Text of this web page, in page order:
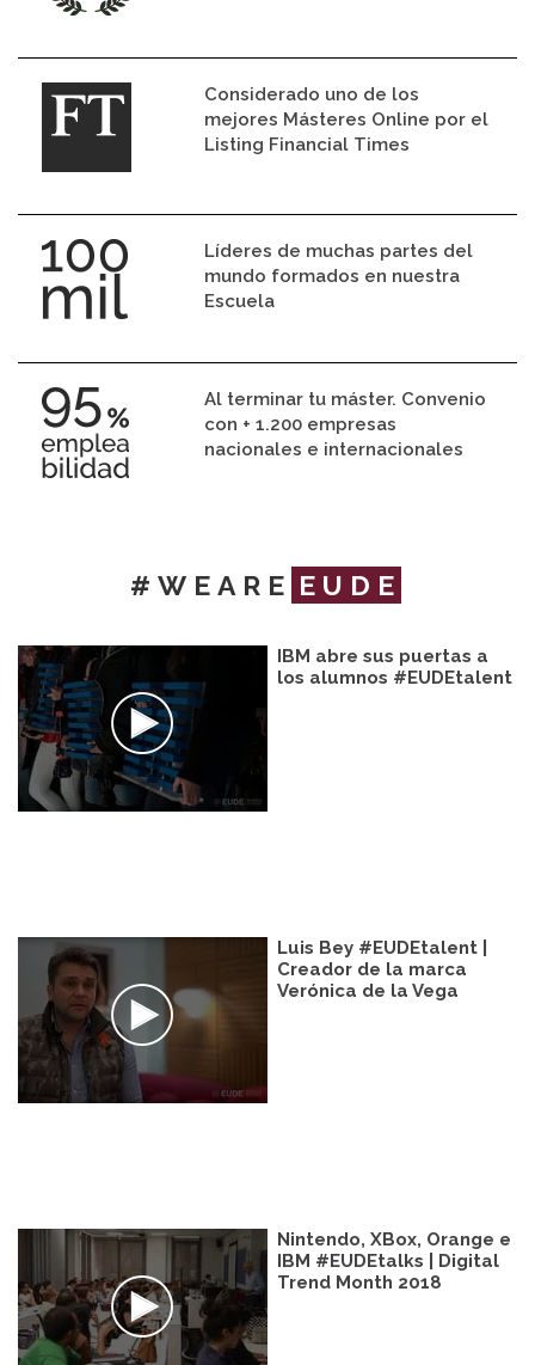
Considerado uno de los
mejores Másteres Online por el
Listing Financial Times
Líderes de muchas partes del
mundo formados en nuestra
Escuela
Al terminar tu máster. Convenio
con + 1.200 empresas
nacionales e internacionales
#WEARE EUDE
IBM abre sus puertas a
los alumnos #EUDEtalent
Luis Bey #EUDEtalent |
Creador de la marca
Verónica de la Vega
Nintendo, XBox, Orange e
IBM #EUDEtalks | Digital
Trend Month 2018